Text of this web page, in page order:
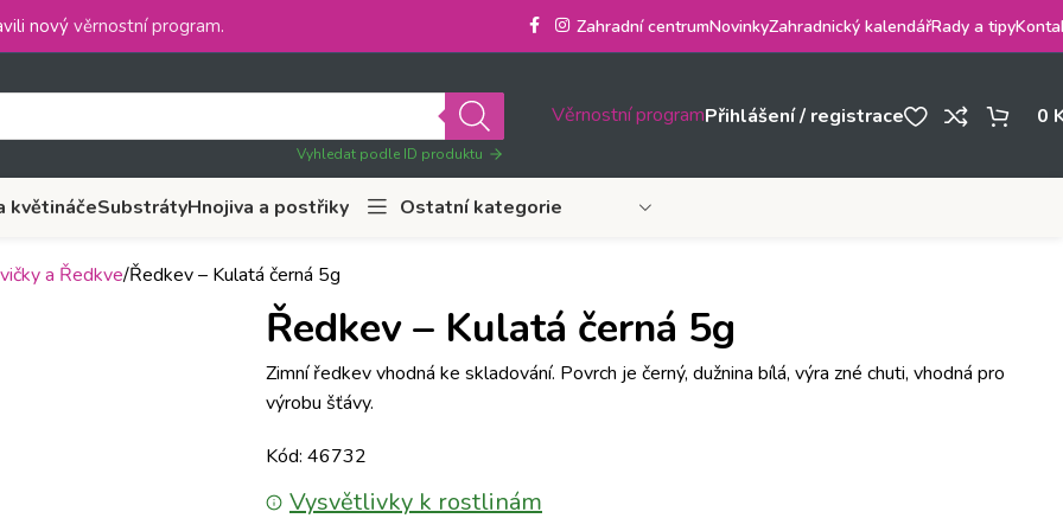
nový věrnostní program. Zahradní centrumNovinkyZahradnický kalendářRady a tipy
Vyhledat podle ID produktu
Věrnostní programPřihlášení / registrace 0
květináčeSubstrátyHnojiva a postřiky Ostatní kategorie
a Ředkve Ředkev – Kulatá černá 5g
Ředkev – Kulatá černá 5g
Zimní ředkev vhodná ke skladování. Povrch je černý, dužnina bílá, výra zné chuti, vhodná pro
výrobu šťávy.
Kód: 46732
Vysvětlivky k rostlinám